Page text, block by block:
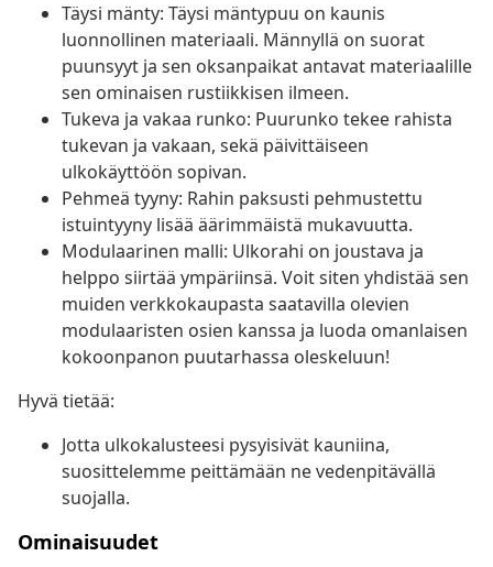
Täysi mänty: Täysi mäntypuu on kaunis
luonnollinen materiaali. Männyllä on suorat
puunsyyt ja sen oksanpaikat antavat materiaalille
sen ominaisen rustiikkisen ilmeen.
Tukeva ja vakaa runko: Puurunko tekee rahista
tukevan ja vakaan, sekä päivittäiseen
ulkokäyttöön sopivan.
Pehmeä tyyny: Rahin paksusti pehmustettu
istuintyyny lisää äärimmäistä mukavuutta.
Modulaarinen malli: Ulkorahi on joustava ja
helppo siirtää ympäriinsä. Voit siten yhdistää sen
muiden verkkokaupasta saatavilla olevien
modulaaristen osien kanssa ja luoda omanlaisen
kokoonpanon puutarhassa oleskeluun!
Hyvä tietää:
Jotta ulkokalusteesi pysyisivät kauniina,
suosittelemme peittämään ne vedenpitävällä
suojalla.
Ominaisuudet